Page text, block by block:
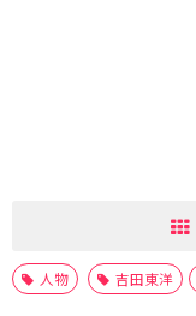
人物 吉田東洋